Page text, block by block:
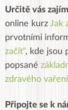
Určitě vás
online kurz Jak
prvotními
začít“, kde jsou
popsané
zdravého vaření
Připojte se k